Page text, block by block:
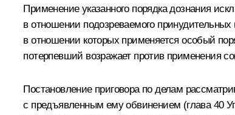
Применение указанного порядка дознания
в отношении подозреваемого принудительных
в отношении которых применяется особый
потерпевший возражает против применения
Постановление приговора по делам
с предъявленным ему обвинением (глава 40